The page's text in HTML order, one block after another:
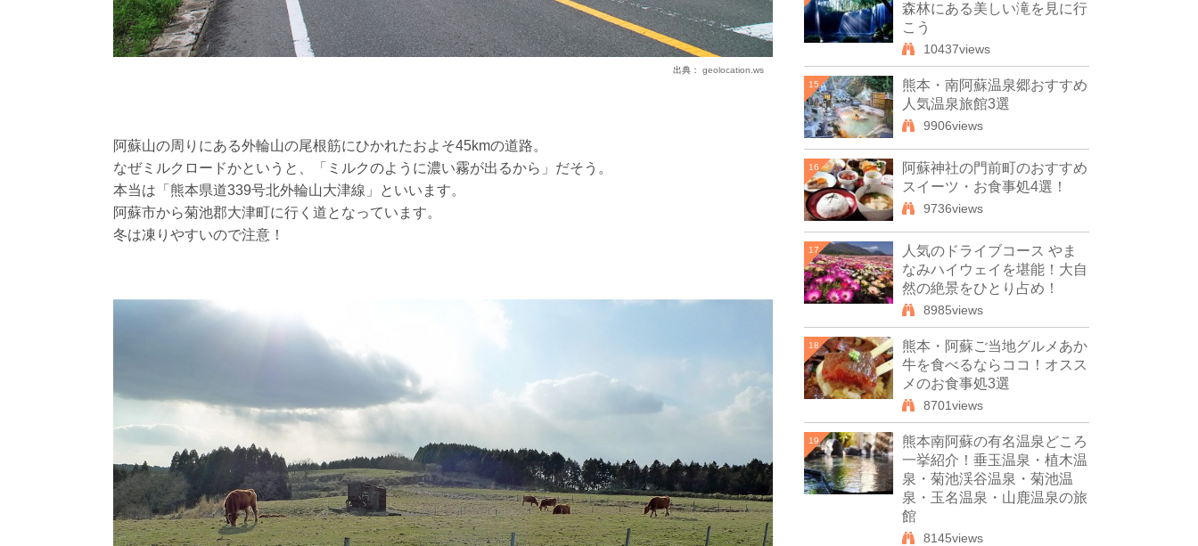
出典： geolocation.ws
阿蘇山の周りにある外輪山の尾根筋にひかれたおよそ45kmの道路。
なぜミルクロードかというと、「ミルクのように濃い霧が出るから」だそう。
本当は「熊本県道339号北外輪山大津線」といいます。
阿蘇市から菊池郡大津町に行く道となっています。
冬は凍りやすいので注意！
森林にある美しい滝を見に行
こう
10437views
15
熊本・南阿蘇温泉郷おすすめ
人気温泉旅館3選
9906views
16
阿蘇神社の門前町のおすすめ
スイーツ・お食事処4選！
9736views
17
人気のドライブコース やま
なみハイウェイを堪能！大自
然の絶景をひとり占め！
8985views
18
熊本・阿蘇ご当地グルメあか
牛を食べるならココ！オスス
メのお食事処3選
8701views
19
熊本南阿蘇の有名温泉どころ
一挙紹介！垂玉温泉・植木温
泉・菊池渓谷温泉・菊池温
泉・玉名温泉・山鹿温泉の旅
館
8145views